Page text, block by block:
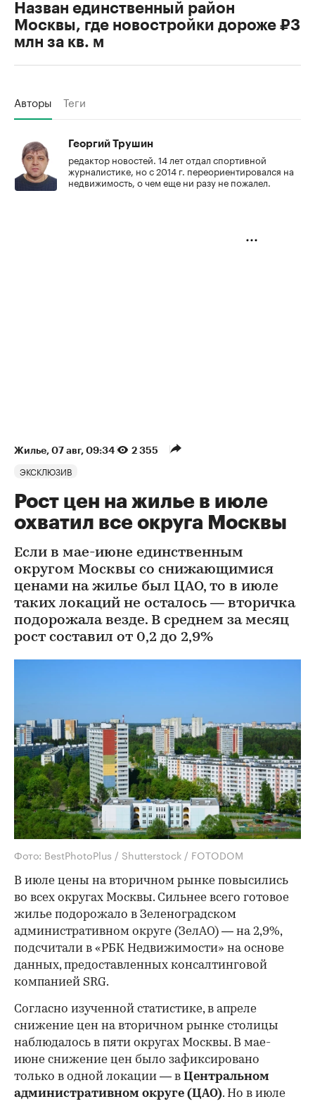
Назван единственный район
Москвы, где новостройки дороже ₽3
млн за кв. м
Авторы Теги
Георгий Трушин
редактор новостей. 14 лет отдал спортивной
журналистике, но с 2014 г. переориентировался на
недвижимость, о чем еще ни разу не пожалел.
Жилье⁠, 07 авг, 09:34 2 355
ЭКСКЛЮЗИВ
Рост цен на жилье в июле
охватил все округа Москвы
Если в мае-июне единственным
округом Москвы со снижающимися
ценами на жилье был ЦАО, то в июле
таких локаций не осталось — вторичка
подорожала везде. В среднем за месяц
рост составил от 0,2 до 2,9%
Фото: BestPhotoPlus / Shutterstock / FOTODOM
В июле цены на вторичном рынке повысились
во всех округах Москвы. Сильнее всего готовое
жилье подорожало в Зеленоградском
административном округе (ЗелАО) — на 2,9%,
подсчитали в «РБК Недвижимости» на основе
данных, предоставленных консалтинговой
компанией SRG.
Согласно изученной статистике, в апреле
снижение цен на вторичном рынке столицы
наблюдалось в пяти округах Москвы. В мае-
июне снижение цен было зафиксировано
только в одной локации — в Центральном
административном округе (ЦАО). Но в июле